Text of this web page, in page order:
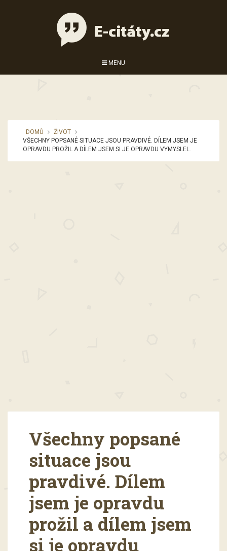
MENU
DOMŮ
ŽIVOT
VŠECHNY POPSANÉ SITUACE JSOU PRAVDIVÉ. DÍLEM JSEM JE
OPRAVDU PROŽIL A DÍLEM JSEM SI JE OPRAVDU VYMYSLEL.
Všechny popsané
situace jsou
pravdivé. Dílem
jsem je opravdu
prožil a dílem jsem
si je opravdu